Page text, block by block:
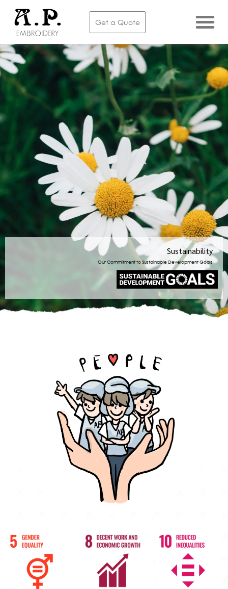
Get a Quote
Sustainability
Our Commitment to Sustainable Development Goals